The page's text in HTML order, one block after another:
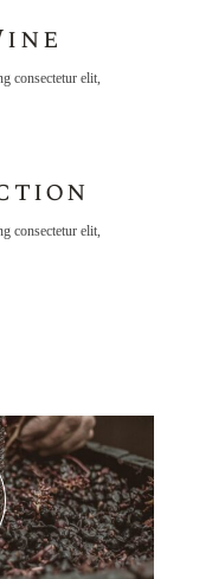
consectetur elit,
consectetur elit,